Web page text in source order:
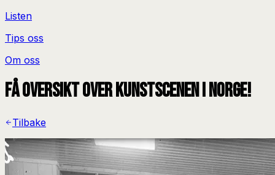
Listen
Tips oss
Om oss
Få oversikt over kunstscenen i Norge!
Tilbake